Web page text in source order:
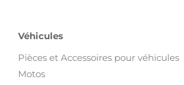
Véhicules
Pièces et Accessoires pour véhicules
Motos